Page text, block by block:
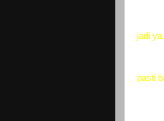
jadi
pasti